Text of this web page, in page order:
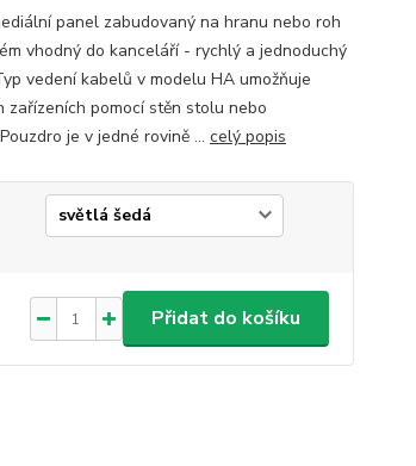
panel zabudovaný na hranu nebo roh
vhodný do kanceláří - rychlý a jednoduchý
vedení kabelů v modelu HA umožňuje
zařízeních pomocí stěn stolu nebo
je v jedné rovině ... celý popis
Přidat do košíku